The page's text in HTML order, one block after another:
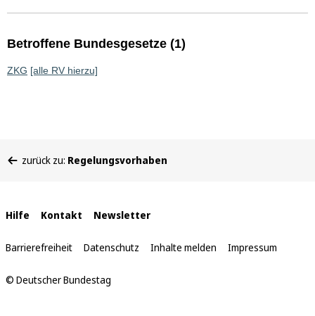
Betroffene Bundesgesetze (1)
ZKG [alle RV hierzu]
befinden
zurück zu: Regelungsvorhaben
Interne
Links
Hilfe Kontakt Newsletter
Barrierefreiheit Datenschutz Inhalte melden Impressum
© Deutscher Bundestag